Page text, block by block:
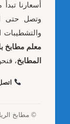
أسعارنا تبدأ
وتصل حتى
والتشطيبات
معلم مطابخ
المطابخ،
© مطابخ